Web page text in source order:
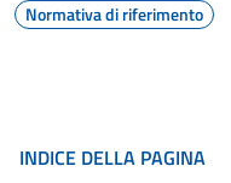
Normativa di riferimento
INDICE DELLA PAGINA